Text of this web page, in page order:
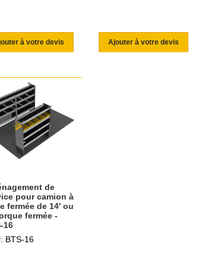
à votre devis Ajouter à votre devis
de
pour camion à
fermée de 14' ou
fermée -
16
BTS-16